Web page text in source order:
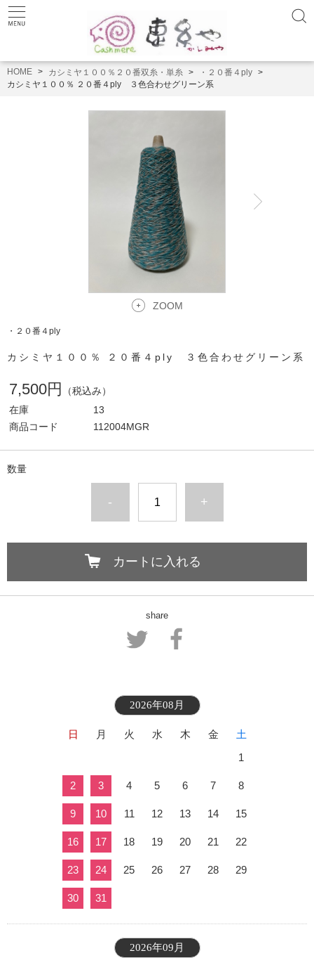
HOME カシミヤ１００％２０番双糸・単糸
・２０番４ply
カシミヤ１００％ ２０番４ply ３色合わせグリーン系
ZOOM
・２０番４ply
カシミヤ１００％ ２０番４ply ３色合わせグリーン系
7,500円
（税込み）
在庫
13
商品コード
112004MGR
数量
- +
カートに入れる
share
2026年08月
日 月 火 水 木 金
土
1
2 3 4 5 6 7 8
9 10 11 12 13 14 15
16 17 18 19 20 21 22
23 24 25 26 27 28 29
30 31
2026年09月